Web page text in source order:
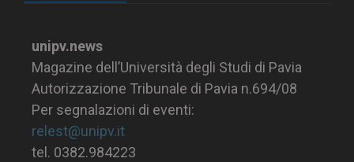
unipv.news
Magazine dell’Università degli Studi di Pavia
Autorizzazione Tribunale di Pavia n.694/08
Per segnalazioni di eventi:
relest@unipv.it
tel. 0382.984223